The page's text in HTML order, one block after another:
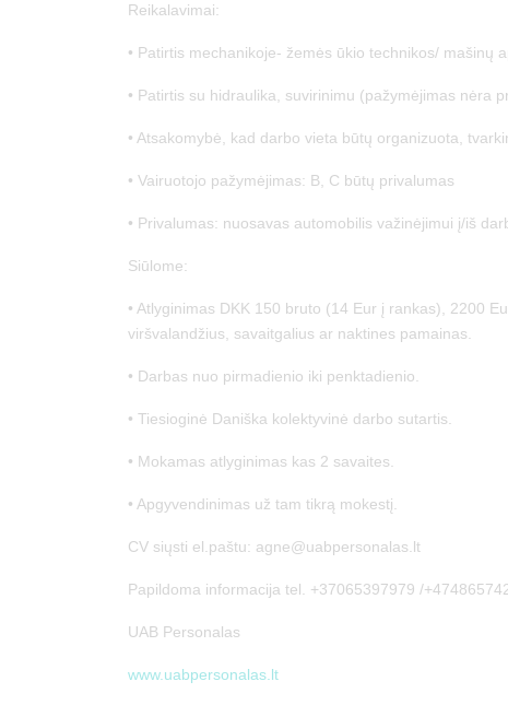
Reikalavimai:
• Patirtis mechanikoje- žemės ūkio technikos/ mašinų
• Patirtis su hidraulika, suvirinimu (pažymėjimas nėra
• Atsakomybė, kad darbo vieta būtų organizuota,
• Vairuotojo pažymėjimas: B, C būtų privalumas
• Privalumas: nuosavas automobilis važinėjimui į/iš
Siūlome:
• Atlyginimas DKK 150 bruto (14 Eur į rankas), 2200
viršvalandžius, savaitgalius ar naktines pamainas.
• Darbas nuo pirmadienio iki penktadienio.
• Tiesioginė Daniška kolektyvinė darbo sutartis.
• Mokamas atlyginimas kas 2 savaites.
• Apgyvendinimas už tam tikrą mokestį.
CV siųsti el.paštu: agne@uabpersonalas.lt
Papildoma informacija tel. +37065397979 /
UAB Personalas
www.uabpersonalas.lt